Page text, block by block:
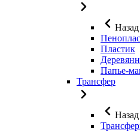
Назад
Пластик
Папье-
Трансфер
Назад